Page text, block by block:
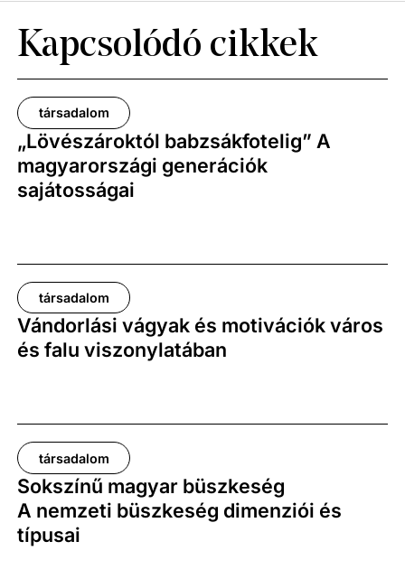
Kapcsolódó cikkek
társadalom
„Lövészároktól babzsákfotelig” A
magyarországi generációk
sajátosságai
társadalom
Vándorlási vágyak és motivációk város
és falu viszonylatában
társadalom
Sokszínű magyar büszkeség
A nemzeti büszkeség dimenziói és
típusai